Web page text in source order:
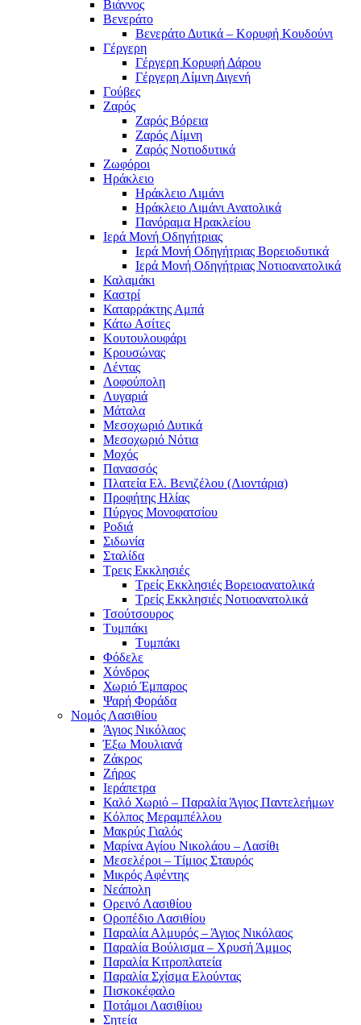
Βιάννος
Βενεράτο
Βενεράτο Δυτικά – Κορυφή Κουδούνι
Γέργερη
Γέργερη Κορυφή Δάρου
Γέργερη Λίμνη Διγενή
Γούβες
Ζαρός
Ζαρός Βόρεια
Ζαρός Λίμνη
Ζαρός Νοτιοδυτικά
Ζωφόροι
Ηράκλειο
Ηράκλειο Λιμάνι
Ηράκλειο Λιμάνι Ανατολικά
Πανόραμα Ηρακλείου
Ιερά Μονή Οδηγήτριας
Ιερά Μονή Οδηγήτριας Βορειοδυτικά
Ιερά Μονή Οδηγήτριας Νοτιοανατολικά
Καλαμάκι
Καστρί
Καταρράκτης Αμπά
Κάτω Ασίτες
Κουτουλουφάρι
Κρουσώνας
Λέντας
Λοφούπολη
Λυγαριά
Μάταλα
Μεσοχωριό Δυτικά
Μεσοχωριό Νότια
Μοχός
Πανασσός
Πλατεία Ελ. Βενιζέλου (Λιοντάρια)
Προφήτης Ηλίας
Πύργος Μονοφατσίου
Ροδιά
Σιδωνία
Σταλίδα
Τρεις Εκκλησιές
Τρείς Εκκλησιές Βορειοανατολικά
Τρείς Εκκλησιές Νοτιοανατολικά
Τσούτσουρος
Τυμπάκι
Τυμπάκι
Φόδελε
Χόνδρος
Χωριό Έμπαρος
Ψαρή Φοράδα
Νομός Λασιθίου
Άγιος Νικόλαος
Έξω Μουλιανά
Ζάκρος
Ζήρος
Ιεράπετρα
Καλό Χωριό – Παραλία Άγιος Παντελεήμων
Κόλπος Μεραμπέλλου
Μακρύς Γιαλός
Μαρίνα Αγίου Νικολάου – Λασίθι
Μεσελέροι – Τίμιος Σταυρός
Μικρός Αφέντης
Νεάπολη
Ορεινό Λασιθίου
Οροπέδιο Λασιθίου
Παραλία Αλμυρός – Άγιος Νικόλαος
Παραλία Βούλισμα – Χρυσή Άμμος
Παραλία Κιτροπλατεία
Παραλία Σχίσμα Ελούντας
Πισκοκέφαλο
Ποτάμοι Λασιθίιου
Σητεία